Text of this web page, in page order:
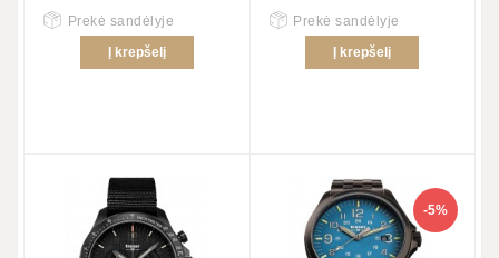
Prekė sandėlyje
Į krepšelį
Prekė sandėlyje
Į krepšelį
-5%